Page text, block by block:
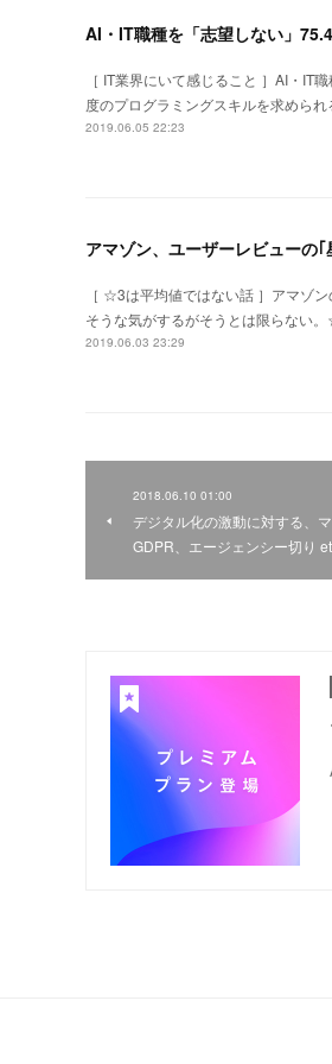
AI・IT職種を「志望しない」
［ IT業界にいて感じること ］AI・
度のプログラミングスキルを求めら
2019.06.05 22:23
アマゾン、ユーザーレビューの
［ ☆3は平均値ではない話 ］アマ
そうな気がするがそうとは限らない
2019.06.03 23:29
2018.06.10 01:00
デジタル化の激動に対する、
GDPR、エージェンシー切り